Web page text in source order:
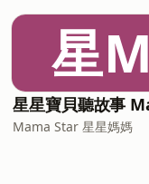
星M
Mama Star 星星媽媽